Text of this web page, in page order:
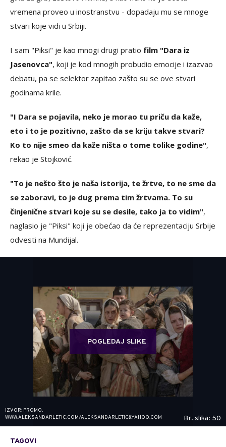
vremena proveo u inostranstvu - dopadaju mu se mnoge
stvari koje vidi u Srbiji.
I sam "Piksi" je kao mnogi drugi pratio film "Dara iz
Jasenovca", koji je kod mnogih probudio emocije i izazvao
debatu, pa se selektor zapitao zašto su se ove stvari
godinama krile.
"I Dara se pojavila, neko je morao tu priču da kaže,
eto i to je pozitivno, zašto da se kriju takve stvari?
Ko to nije smeo da kaže ništa o tome tolike godine",
rekao je Stojković.
"To je nešto što je naša istorija, te žrtve, to ne sme da
se zaboravi, to je dug prema tim žrtvama. To su
činjenične stvari koje su se desile, tako ja to vidim",
naglasio je "Piksi" koji je obećao da će reprezentaciju Srbije
odvesti na Mundijal.
POGLEDAJ SLIKE
IZVOR: PROMO,
WWW.ALEKSANDARLETIC.COM/ALEKSANDARLETIC&YAHOO.COM
Br. slika: 50
TAGOVI